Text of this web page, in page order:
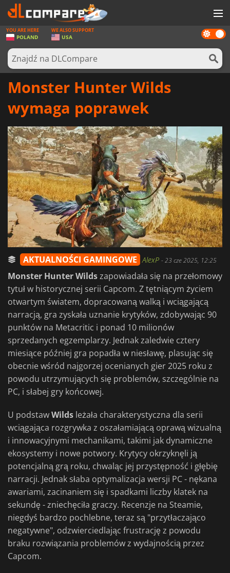
GRY
KARTY DO GIER
OPROGRAMOWANIE
SPRZĘT KOMPUTEROWY
AKTUALNOŚCI
ZALOGUJ SIĘ LUB ZAREJESTRUJ
Dark
mode
YOU ARE HERE
POLAND
WE ALSO SUPPORT
USA
Monster Hunter Wilds
wymaga poprawek
AKTUALNOŚCI GAMINGOWE AlexP -23 cze 2025, 12:25
Monster Hunter Wildszapowiadała się na przełomowy
tytuł w historycznej serii Capcom. Z tętniącym życiem
otwartym światem, dopracowaną walką i wciągającą
narracją, gra zyskała uznanie krytyków, zdobywając 90
punktów na Metacritic i ponad 10 milionów
sprzedanych egzemplarzy. Jednak zaledwie cztery
miesiące później gra popadła w niesławę, plasując się
obecnie wśród najgorzej ocenianych gier 2025 roku z
powodu utrzymujących się problemów, szczególnie na
PC, i słabej gry końcowej.
U podstawWilds leżała charakterystyczna dla serii
wciągająca rozgrywka z oszałamiającą oprawą wizualną
i innowacyjnymi mechanikami, takimi jak dynamiczne
ekosystemy i nowe potwory. Krytycy okrzyknęli ją
potencjalną grą roku, chwaląc jej przystępność i głębię
narracji. Jednak słaba optymalizacja wersji PC - nękana
awariami, zacinaniem się i spadkami liczby klatek na
sekundę - zniechęciła graczy. Recenzje na Steamie,
niegdyś bardzo pochlebne, teraz są "przytłaczająco
negatywne", odzwierciedlając frustrację z powodu
braku rozwiązania problemów z wydajnością przez
Capcom.